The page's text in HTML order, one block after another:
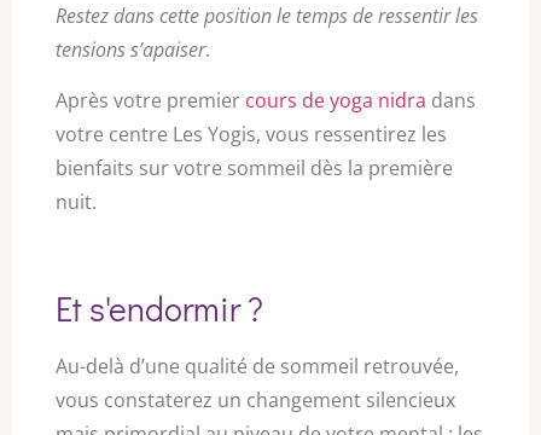
Restez dans cette position le temps de ressentir les
tensions s’apaiser.
Après votre premier cours de yoga nidra dans
votre centre Les Yogis, vous ressentirez les
bienfaits sur votre sommeil dès la première
nuit.
Et s'endormir ?
Au-delà d’une qualité de sommeil retrouvée,
vous constaterez un changement silencieux